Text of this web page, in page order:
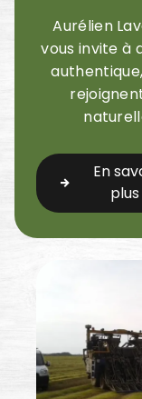
Aurélien
vous invite à
En
plus